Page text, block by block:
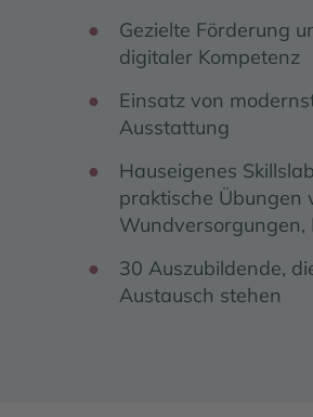
Gezielte Förderung
digitaler Kompetenz
Einsatz von
Ausstattung
Hauseigenes
praktische Übungen
Wundversorgungen,
30 Auszubildende,
Austausch stehen